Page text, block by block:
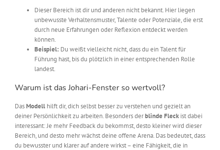
Dieser Bereich ist dir und anderen nicht bekannt. Hier liegen
unbewusste Verhaltensmuster, Talente oder Potenziale, die erst
durch neue Erfahrungen oder Reflexion entdeckt werden
können.
Beispiel: Du weißt vielleicht nicht, dass du ein Talent für
Führung hast, bis du plötzlich in einer entsprechenden Rolle
landest.
Warum ist das Johari-Fenster so wertvoll?
DasModellhilft dir, dich selbst besser zu verstehen und gezielt an
deiner Persönlichkeit zu arbeiten. Besonders derblinde Fleckist dabei
interessant: Je mehr Feedback du bekommst, desto kleiner wird dieser
Bereich, und desto mehr wächst deine offene Arena. Das bedeutet, dass
du bewusster und klarer auf andere wirkst – eine Fähigkeit, die in